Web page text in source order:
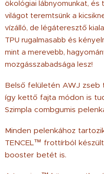
ökológiai lábnyomunkat,
világot teremtsünk a
vízálló, de légáteresztő
TPU rugalmasabb és
mint a merevebb,
mozgásszabadsága lesz!
Belső felületén AWJ zseb
így kettő fajta módon is
Szimpla combgumis
Minden pelenkához
TENCEL™ frottírból
booster betét is.